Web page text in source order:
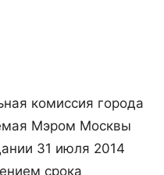
комиссия города
Мэром Москвы
31 июля 2014
срока